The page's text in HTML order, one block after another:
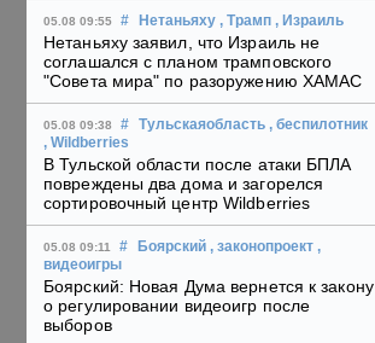
05.08 09:55 # Нетаньяху , Трамп , Израиль
Нетаньяху заявил, что Израиль не
соглашался с планом трамповского
"Совета мира" по разоружению ХАМАС
05.08 09:38 # Тульскаяобласть , беспилотник
, Wildberries
В Тульской области после атаки БПЛА
повреждены два дома и загорелся
сортировочный центр Wildberries
05.08 09:11 # Боярский , законопроект ,
видеоигры
Боярский: Новая Дума вернется к закону
о регулировании видеоигр после
выборов